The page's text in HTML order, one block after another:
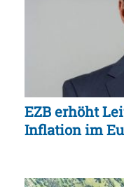
EZB erhöht
Inflation im